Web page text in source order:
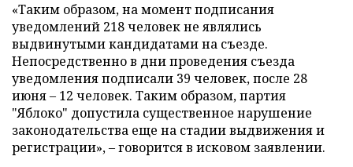
«Таким образом, на момент подписания
уведомлений 218 человек не являлись
выдвинутыми кандидатами на съезде.
Непосредственно в дни проведения съезда
уведомления подписали 39 человек, после 28
июня – 12 человек. Таким образом, партия
"Яблоко" допустила существенное нарушение
законодательства еще на стадии выдвижения и
регистрации», – говорится в исковом заявлении.